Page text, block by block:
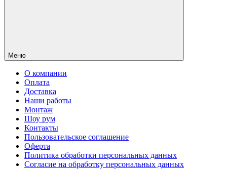
Меню
О компании
Оплата
Доставка
Наши работы
Монтаж
Шоу рум
Контакты
Пользовательское соглашение
Оферта
Политика обработки персональных данных
Согласие на обработку персональных данных